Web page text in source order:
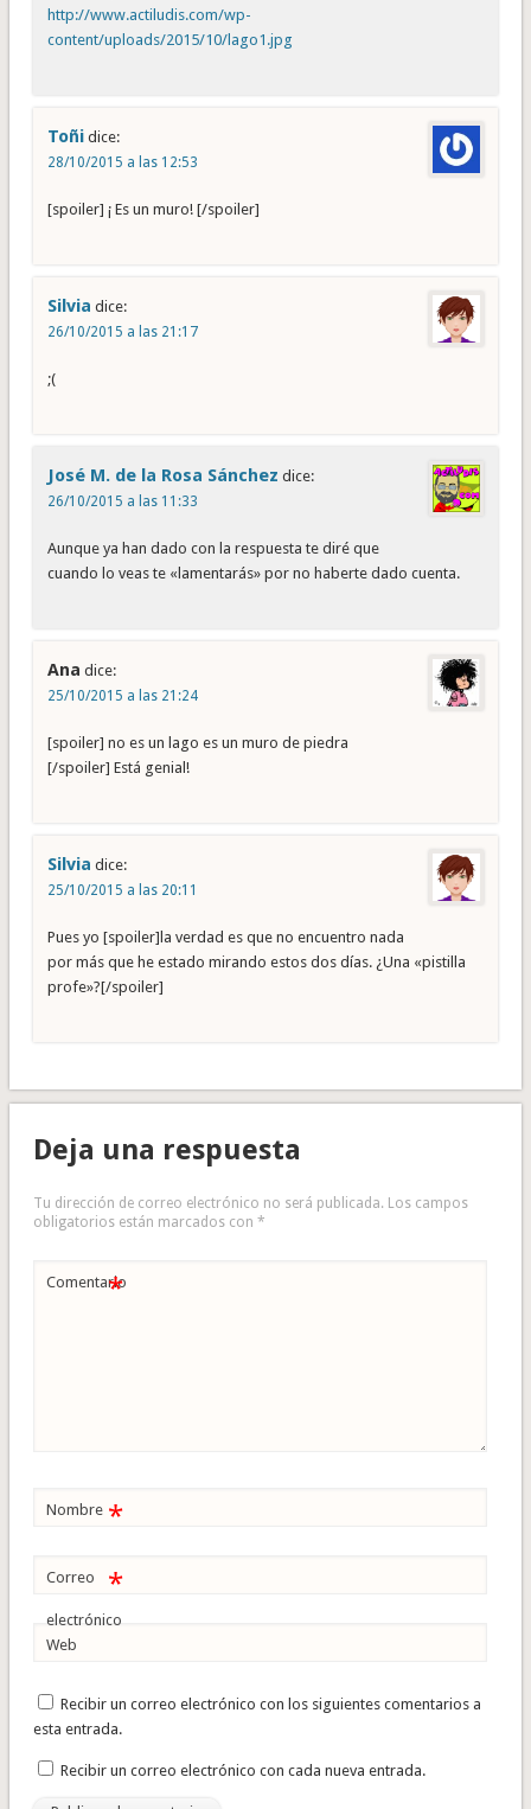
http://www.actiludis.com/wp-
content/uploads/2015/10/lago1.jpg
Toñi dice:
28/10/2015 a las 12:53
[spoiler] ¡ Es un muro! [/spoiler]
Silvia dice:
26/10/2015 a las 21:17
;(
José M. de la Rosa Sánchez dice:
26/10/2015 a las 11:33
Aunque ya han dado con la respuesta te diré que
cuando lo veas te «lamentarás» por no haberte dado cuenta.
Ana dice:
25/10/2015 a las 21:24
[spoiler] no es un lago es un muro de piedra
[/spoiler] Está genial!
Silvia dice:
25/10/2015 a las 20:11
Pues yo [spoiler]la verdad es que no encuentro nada
por más que he estado mirando estos dos días. ¿Una «pistilla
profe»?[/spoiler]
Deja una respuesta
Tu dirección de correo electrónico no será publicada. Los campos
obligatorios están marcados con *
Comentario
*
Nombre *
Correo
electrónico
*
Web
Recibir un correo electrónico con los siguientes comentarios a
esta entrada.
Recibir un correo electrónico con cada nueva entrada.